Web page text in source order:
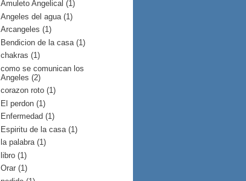
Amuleto Angelical (1)
Angeles del agua (1)
Arcangeles (1)
Bendicion de la casa (1)
chakras (1)
como se comunican los
Angeles (2)
corazon roto (1)
El perdon (1)
Enfermedad (1)
Espiritu de la casa (1)
la palabra (1)
libro (1)
Orar (1)